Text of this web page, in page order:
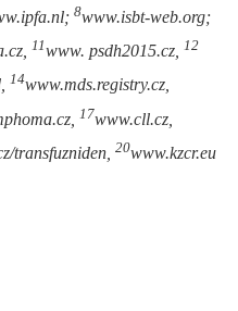
8www.isbt-web.org;
11www. psdh2015.cz, 12
14www.mds.registry.cz,
17www.cll.cz,
transfuzniden, 20www.kzcr.eu